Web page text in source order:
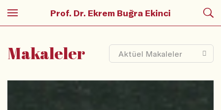
Prof. Dr. Ekrem Buğra Ekinci
Makaleler